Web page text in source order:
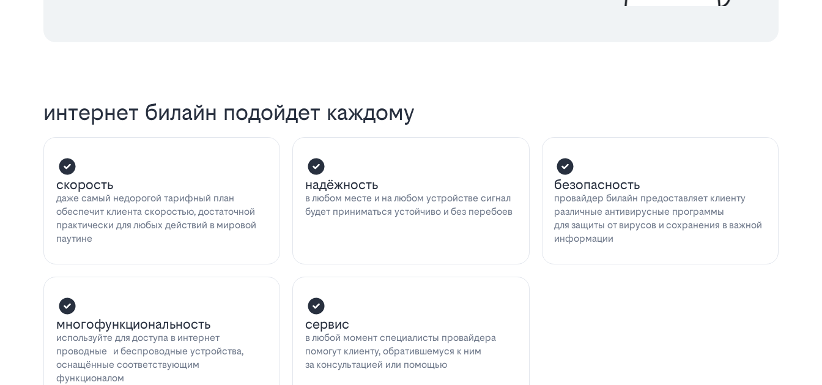
интернет билайн подойдет каждому
скорость
даже самый недорогой тарифный план
обеспечит клиента скоростью, достаточной
практически для любых действий в мировой
паутине
надёжность
в любом месте и на любом устройстве сигнал
будет приниматься устойчиво и без перебоев
безопасность
провайдер билайн предоставляет клиенту
различные антивирусные программы
для защиты от вирусов и сохранения в важной
информации
многофункциональность
используйте для доступа в интернет
проводные и беспроводные устройства,
оснащённые соответствующим
функционалом
сервис
в любой момент специалисты провайдера
помогут клиенту, обратившемуся к ним
за консультацией или помощью